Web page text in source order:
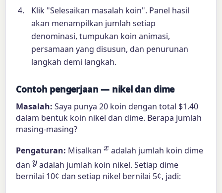
Klik "Selesaikan masalah koin". Panel hasil
akan menampilkan jumlah setiap
denominasi, tumpukan koin animasi,
persamaan yang disusun, dan penurunan
langkah demi langkah.
Contoh pengerjaan — nikel dan dime
Masalah: Saya punya 20 koin dengan total $1.40
dalam bentuk koin nikel dan dime. Berapa jumlah
masing-masing?
Pengaturan: Misalkanx adalah jumlah koin dime
danyadalah jumlah koin nikel. Setiap dime
bernilai 10¢ dan setiap nikel bernilai 5¢, jadi: